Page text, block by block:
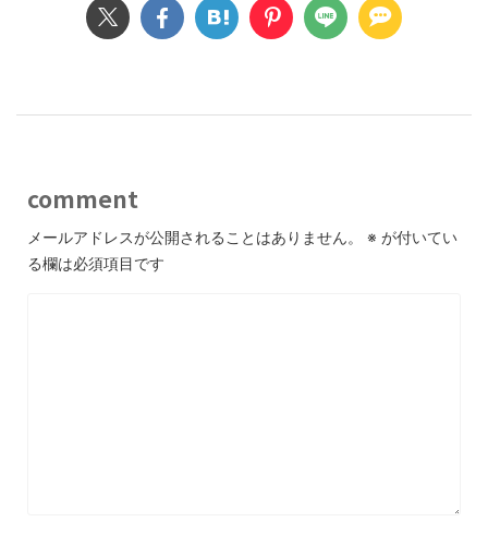
comment
メールアドレスが公開されることはありません。 ※ が付いてい
る欄は必須項目です